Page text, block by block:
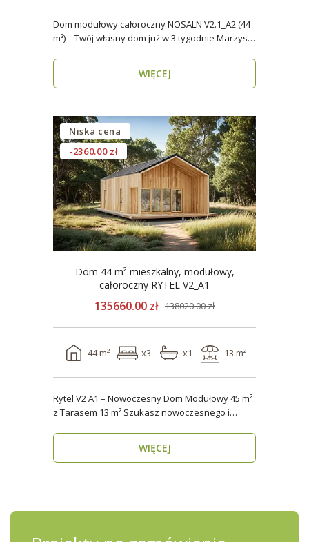
Dom modułowy całoroczny NOSALN V2.1_A2 (44
m²) – Twój własny dom już w 3 tygodnie Marzysz
WIĘCEJ
Niska cena
-2360.00 zł
Dom 44 m² mieszkalny, modułowy,
całoroczny RYTEL V2_A1
135660.00 zł 138020.00 zł
44 m² x3 x1 13 m²
Rytel V2 A1 – Nowoczesny Dom Modułowy 45 m²
z Tarasem 13 m² Szukasz nowoczesnego i
WIĘCEJ